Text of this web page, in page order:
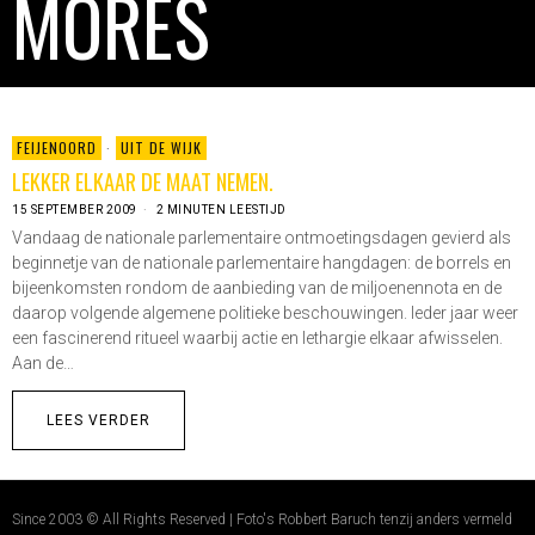
MORES
FEIJENOORD · UIT DE WIJK
LEKKER ELKAAR DE MAAT NEMEN.
15 SEPTEMBER 2009 2 MINUTEN LEESTIJD
Vandaag de nationale parlementaire ontmoetingsdagen gevierd als
beginnetje van de nationale parlementaire hangdagen: de borrels en
bijeenkomsten rondom de aanbieding van de miljoenennota en de
daarop volgende algemene politieke beschouwingen. Ieder jaar weer
een fascinerend ritueel waarbij actie en lethargie elkaar afwisselen.
Aan de…
LEES VERDER
Since 2003 © All Rights Reserved | Foto's Robbert Baruch tenzij anders vermeld